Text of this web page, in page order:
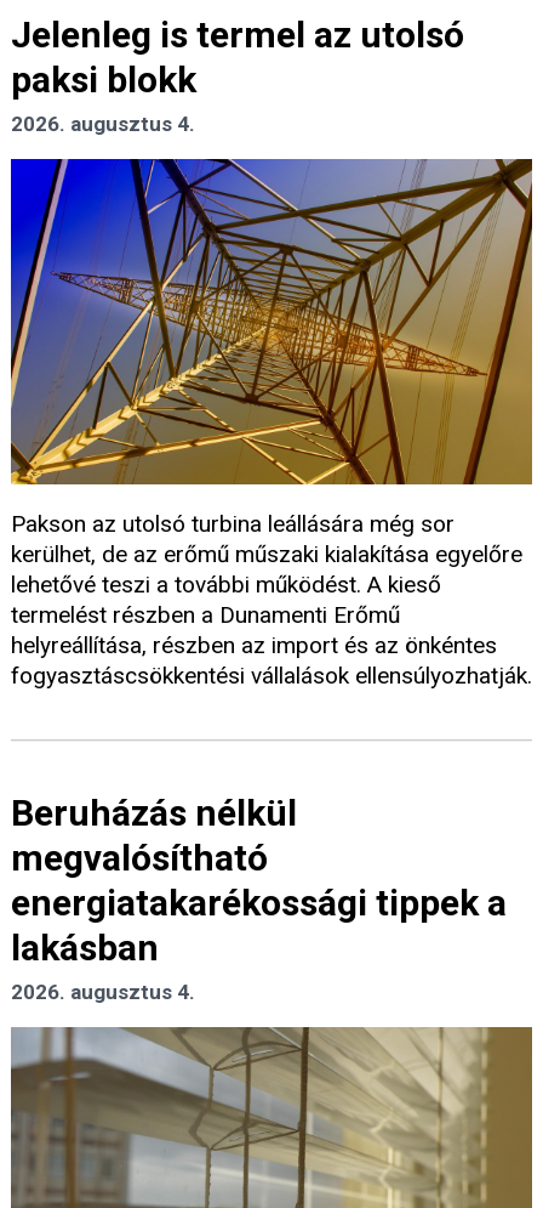
Jelenleg is termel az utolsó
paksi blokk
2026. augusztus 4.
Pakson az utolsó turbina leállására még sor
kerülhet, de az erőmű műszaki kialakítása egyelőre
lehetővé teszi a további működést. A kieső
termelést részben a Dunamenti Erőmű
helyreállítása, részben az import és az önkéntes
fogyasztáscsökkentési vállalások ellensúlyozhatják.
Beruházás nélkül
megvalósítható
energiatakarékossági tippek a
lakásban
2026. augusztus 4.